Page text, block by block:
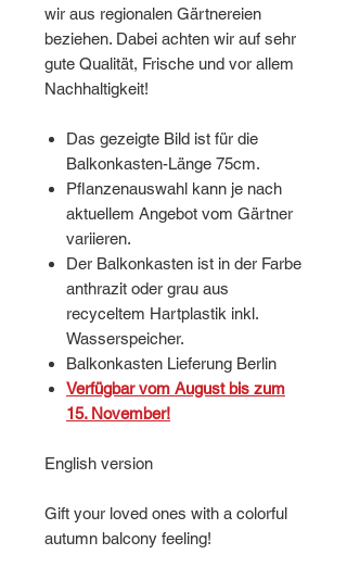
wir aus regionalen Gärtnereien
beziehen. Dabei achten wir auf sehr
gute Qualität, Frische und vor allem
Nachhaltigkeit!
Das gezeigte Bild ist für die
Balkonkasten-Länge 75cm.
Pflanzenauswahl kann je nach
aktuellem Angebot vom Gärtner
variieren.
Der Balkonkasten ist in der Farbe
anthrazit oder grau aus
recyceltem Hartplastik inkl.
Wasserspeicher.
Balkonkasten Lieferung Berlin
Verfügbar vom August bis zum
15. November!
English version
Gift your loved ones with a colorful
autumn balcony feeling!